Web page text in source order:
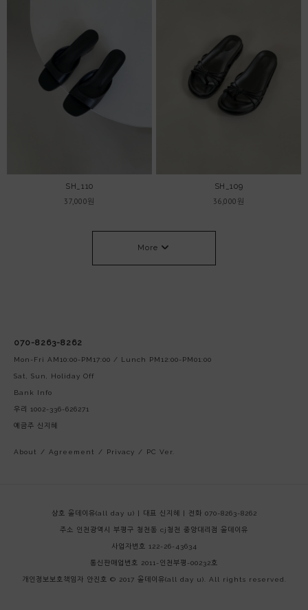
SH_110
37,000원
SH_109
36,000원
More
070-8263-8262
Mon-Fri AM10:00-PM17:00 / Lunch PM12:00-PM01:00
Sat, Sun, Holiday Off
Bank Info
우리 1002-336-626271
예금주 신지혜
About / Agreement / Privacy / PC Ver.
상호 올데이유(all day u) | 대표 신지혜 | 전화 070-8263-8262
주소 인천광역시 부평구 청천동 cj청천 중앙대리점 올데이유
사업자번호 122-26-43634
통신판매업번호 2011-인천부평-00232호
개인정보보호책임자 안진호 © 2017 올데이유(all day u). All rights reserved.